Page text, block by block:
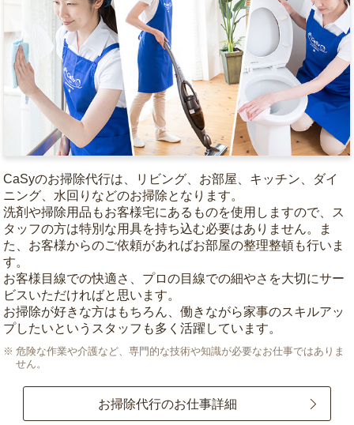
CaSyのお掃除代行は、リビング、お部屋、キッチン、ダイ
ニング、水回りなどのお掃除となります。
洗剤や掃除用品もお客様宅にあるものを使用しますので、ス
タッフの方は特別な用具を持ち込む必要はありません。ま
た、お客様からのご依頼があればお部屋の整理整頓も行いま
す。
お客様目線での快適さ、プロの目線での細やさを大切にサー
ビスいただければと思います。
お掃除が好きな方はもちろん、働きながら家事のスキルアッ
プしたいというスタッフも多く活躍しています。
危険な作業や介護など、専門的な技術や知識が必要なお仕事ではありま
せん。
お掃除代行のお仕事詳細